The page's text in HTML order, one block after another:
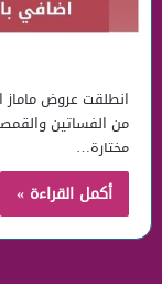
انطلقت عروض ماماز
من الفساتين
مختارة…
أكمل القراءة »